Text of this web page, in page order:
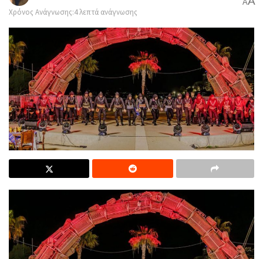
Χρόνος Ανάγνωσης:4 λεπτά ανάγνωσης
A